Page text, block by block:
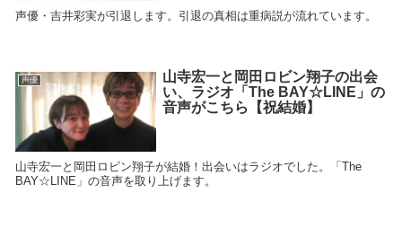
声優・吉井彩実が引退します。引退の真相は重病説が流れています。
声優
山寺宏一と岡田ロビン翔子の出会
い、ラジオ「The BAY☆LINE」の
音声がこちら【祝結婚】
山寺宏一と岡田ロビン翔子が結婚！出会いはラジオでした。「The
BAY☆LINE」の音声を取り上げます。